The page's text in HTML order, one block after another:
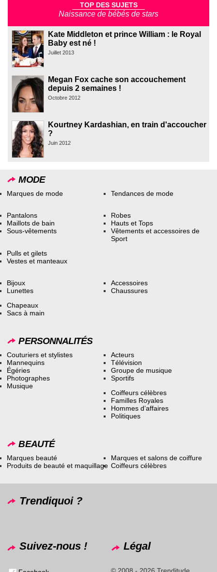
TOP DES SUJETS
Naissance de bébés de stars
Kate Middleton et prince William : le Royal
Baby est né !
Juillet 2013
Megan Fox cache son accouchement
depuis 2 semaines !
Octobre 2012
Kourtney Kardashian, en train d'accoucher
?
Juin 2012
MODE
Marques de mode Tendances de mode
Pantalons
Maillots de bain
Sous-vêtements
Robes
Hauts et Tops
Vêtements et accessoires de
Sport
Pulls et gilets
Vestes et manteaux
Bijoux
Lunettes
Accessoires
Chaussures
Chapeaux
Sacs à main
PERSONNALITÉS
Couturiers et stylistes
Mannequins
Égéries
Photographes
Musique
Acteurs
Télévision
Groupe de musique
Sportifs
Coiffeurs célèbres
Familles Royales
Hommes d’affaires
Politiques
BEAUTÉ
Marques beauté
Produits de beauté et maquillage
Marques et salons de coiffure
Coiffeurs célèbres
Trendiquoi ?
Suivez-nous ! Légal